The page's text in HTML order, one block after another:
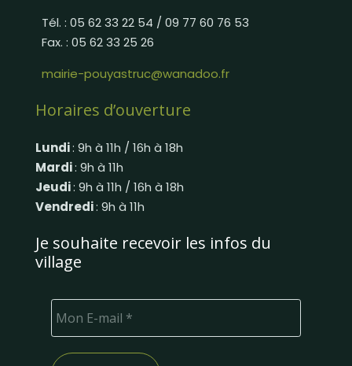
Tél. : 05 62 33 22 54 / 09 77 60 76 53
Fax. : 05 62 33 25 26
mairie-pouyastruc@wanadoo.fr
Horaires d’ouverture
Lundi: 9h à 11h / 16h à 18h
Mardi: 9h à 11h
Jeudi: 9h à 11h / 16h à 18h
Vendredi: 9h à 11h
Je souhaite recevoir les infos du
village